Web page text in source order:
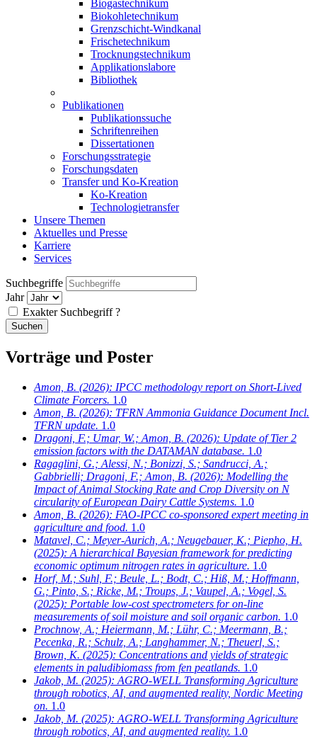
Biogastechnikum
Biokohletechnikum
Grenzschicht-Windkanal
Frischetechnikum
Trocknungstechnikum
Applikationslabore
Bibliothek
Publikationen
Publikationssuche
Schriftenreihen
Dissertationen
Forschungsstrategie
Forschungsdaten
Transfer und Ko-Kreation
Ko-Kreation
Technologietransfer
Unsere Themen
Aktuelles und Presse
Karriere
Services
Suchbegriffe
Jahr
Exakter Suchbegriff ?
Vorträge und Poster
Amon, B. (2026): IPCC methodology report on Short-Lived
Climate Forcers. 1.0
Amon, B. (2026): TFRN Ammonia Guidance Document Incl.
TFRN update. 1.0
Dragoni, F.; Umar, W.; Amon, B. (2026): Update of Tier 2
emission factors with the DATAMAN database. 1.0
Ragaglini, G.; Alessi, N.; Bonizzi, S.; Sandrucci, A.;
Gabbrielli; Dragoni, F.; Amon, B. (2026): Modelling the
Impact of Animal Stocking Rate and Crop Diversity on N
circularity of European Dairy Cattle Systems. 1.0
Amon, B. (2026): FAO-IPCC co-sponsored expert meeting in
agriculture and food. 1.0
Matavel, C.; Meyer-Aurich, A.; Neugebauer, K.; Piepho, H.
(2025): A hierarchical Bayesian framework for predicting
economic optimum nitrogen rates in agriculture. 1.0
Horf, M.; Suhl, F.; Beule, L.; Bodt, C.; Hiß, M.; Hoffmann,
G.; Pinto, S.; Ricke, M.; Troups, J.; Vaupel, A.; Vogel, S.
(2025): Portable low-cost spectrometers for on-line
measurements of soil moisture and soil organic carbon. 1.0
Prochnow, A.; Heiermann, M.; Lühr, C.; Meermann, B.;
Pecenka, R.; Schulz, A.; Langhammer, N.; Theuerl, S.;
Brown, K. (2025): Concentrations and yields of strategic
elements in paludibiomass from fen peatlands. 1.0
Jakob, M. (2025): AGRO-WELL Transforming Agriculture
through robotics, AI, and augmented reality, Nordic Meeting
on. 1.0
Jakob, M. (2025): AGRO-WELL Transforming Agriculture
through robotics, AI, and augmented reality. 1.0